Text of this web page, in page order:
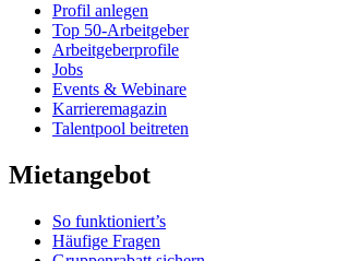
Profil anlegen
Top 50-Arbeitgeber
Arbeitgeberprofile
Jobs
Events & Webinare
Karrieremagazin
Talentpool beitreten
Mietangebot
So funktioniert’s
Häufige Fragen